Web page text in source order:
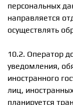
персональных
направляется
осуществлять
10.2. Оператор
уведомления,
иностранного
лиц,
планируется